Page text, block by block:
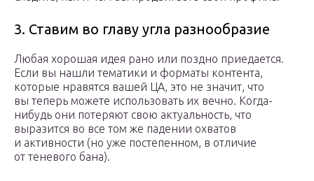
3. Ставим во главу угла разнообразие
Любая хорошая идея рано или поздно приедается.
Если вы нашли тематики и форматы контента,
которые нравятся вашей ЦА, это не значит, что
вы теперь можете использовать их вечно. Когда-
нибудь они потеряют свою актуальность, что
выразится во все том же падении охватов
и активности (но уже постепенном, в отличие
от теневого бана).